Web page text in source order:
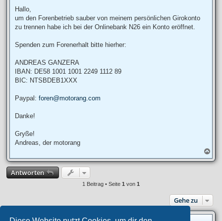
i
r
a
Hallo,
um den Forenbetrieb sauber von meinem persönlichen Girokonto
zu trennen habe ich bei der Onlinebank N26 ein Konto eröffnet.
Spenden zum Forenerhalt bitte hierher:
ANDREAS GANZERA
IBAN: DE58 1001 1001 2249 1112 89
BIC: NTSBDEB1XXX
Paypal: foren@motorang.com
Danke!
Gryße!
Andreas, der motorang
a
c
Antworten
1 Beitrag • Seite 1 von 1
Gehe zu